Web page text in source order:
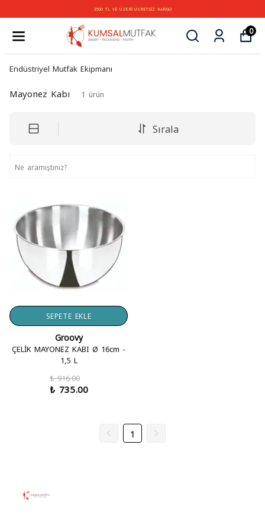
3500 TL VE ÜZERİ ÜCRETSİZ KARGO
0
Endüstriyel Mutfak Ekipmanı
Mayonez Kabı 1 ürün
Sırala
SEPETE EKLE
Groovy
ÇELİK MAYONEZ KABI Ø 16cm -
1,5 L
₺ 916.00
₺ 735.00
1